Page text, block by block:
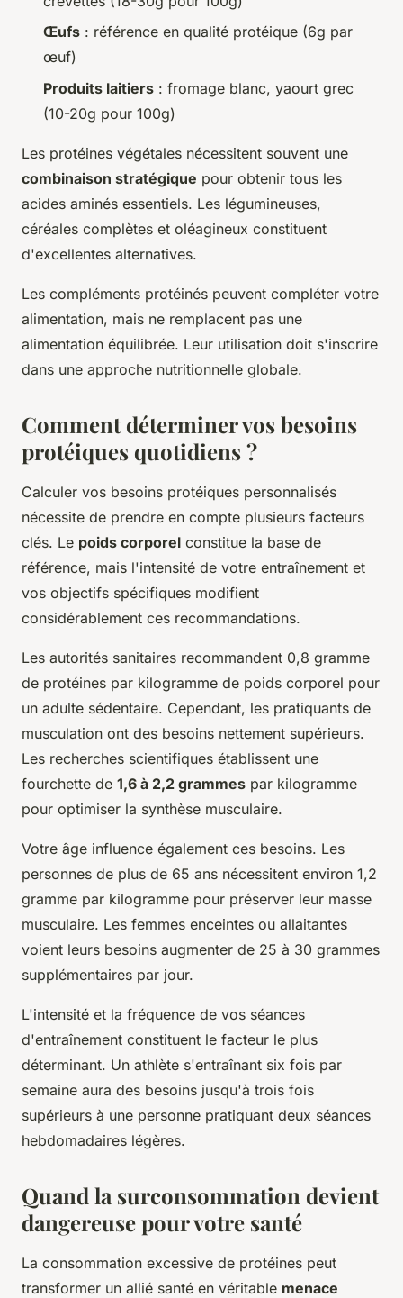
Œufs : référence en qualité protéique (6g par
œuf)
Produits laitiers : fromage blanc, yaourt grec
(10-20g pour 100g)
Les protéines végétales nécessitent souvent une
combinaison stratégique pour obtenir tous les
acides aminés essentiels. Les légumineuses,
céréales complètes et oléagineux constituent
d'excellentes alternatives.
Les compléments protéinés peuvent compléter votre
alimentation, mais ne remplacent pas une
alimentation équilibrée. Leur utilisation doit s'inscrire
dans une approche nutritionnelle globale.
Comment déterminer vos besoins
protéiques quotidiens ?
Calculer vos besoins protéiques personnalisés
nécessite de prendre en compte plusieurs facteurs
clés. Le poids corporel constitue la base de
référence, mais l'intensité de votre entraînement et
vos objectifs spécifiques modifient
considérablement ces recommandations.
Les autorités sanitaires recommandent 0,8 gramme
de protéines par kilogramme de poids corporel pour
un adulte sédentaire. Cependant, les pratiquants de
musculation ont des besoins nettement supérieurs.
Les recherches scientifiques établissent une
fourchette de 1,6 à 2,2 grammes par kilogramme
pour optimiser la synthèse musculaire.
Votre âge influence également ces besoins. Les
personnes de plus de 65 ans nécessitent environ 1,2
gramme par kilogramme pour préserver leur masse
musculaire. Les femmes enceintes ou allaitantes
voient leurs besoins augmenter de 25 à 30 grammes
supplémentaires par jour.
L'intensité et la fréquence de vos séances
d'entraînement constituent le facteur le plus
déterminant. Un athlète s'entraînant six fois par
semaine aura des besoins jusqu'à trois fois
supérieurs à une personne pratiquant deux séances
hebdomadaires légères.
Quand la surconsommation devient
dangereuse pour votre santé
La consommation excessive de protéines peut
transformer un allié santé en véritable menace